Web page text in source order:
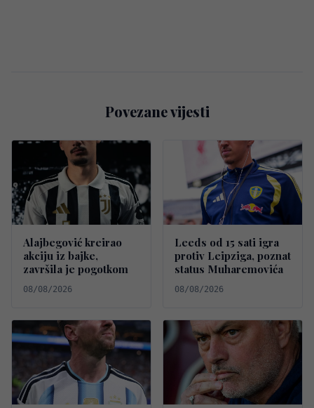
Povezane vijesti
Alajbegović kreirao
akciju iz bajke,
završila je pogotkom
08/08/2026
Leeds od 15 sati igra
protiv Leipziga, poznat
status Muharemovića
08/08/2026